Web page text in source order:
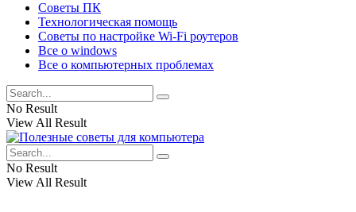
Советы ПК
Технологическая помощь
Советы по настройке Wi-Fi роутеров
Все о windows
Все о компьютерных проблемах
No Result
View All Result
No Result
View All Result